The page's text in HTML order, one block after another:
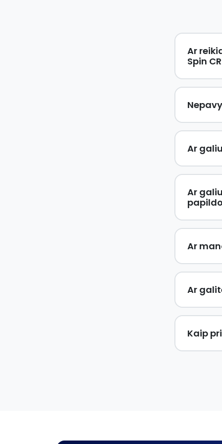
Ar
Spin
Ar
Ar
Ar
Ar
Kaip